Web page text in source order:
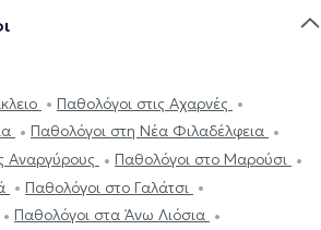
Παθολόγοι στις Αχαρνές
Παθολόγοι στη Νέα Φιλαδέλφεια
Αναργύρους
Παθολόγοι στο Μαρούσι
Παθολόγοι στο Γαλάτσι
Παθολόγοι στα Άνω Λιόσια